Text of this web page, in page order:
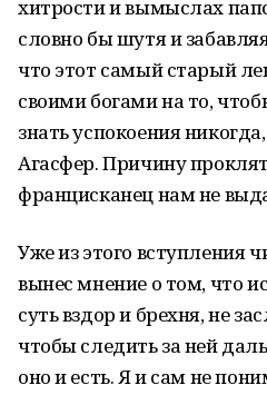
хитрости и вымыслах
словно бы шутя и
что этот самый старый
своими богами на то,
знать успокоения
Агасфер. Причину
францисканец нам не
Уже из этого вступления
вынес мнение о том, что
суть вздор и брехня, не
чтобы следить за ней
оно и есть. Я и сам не